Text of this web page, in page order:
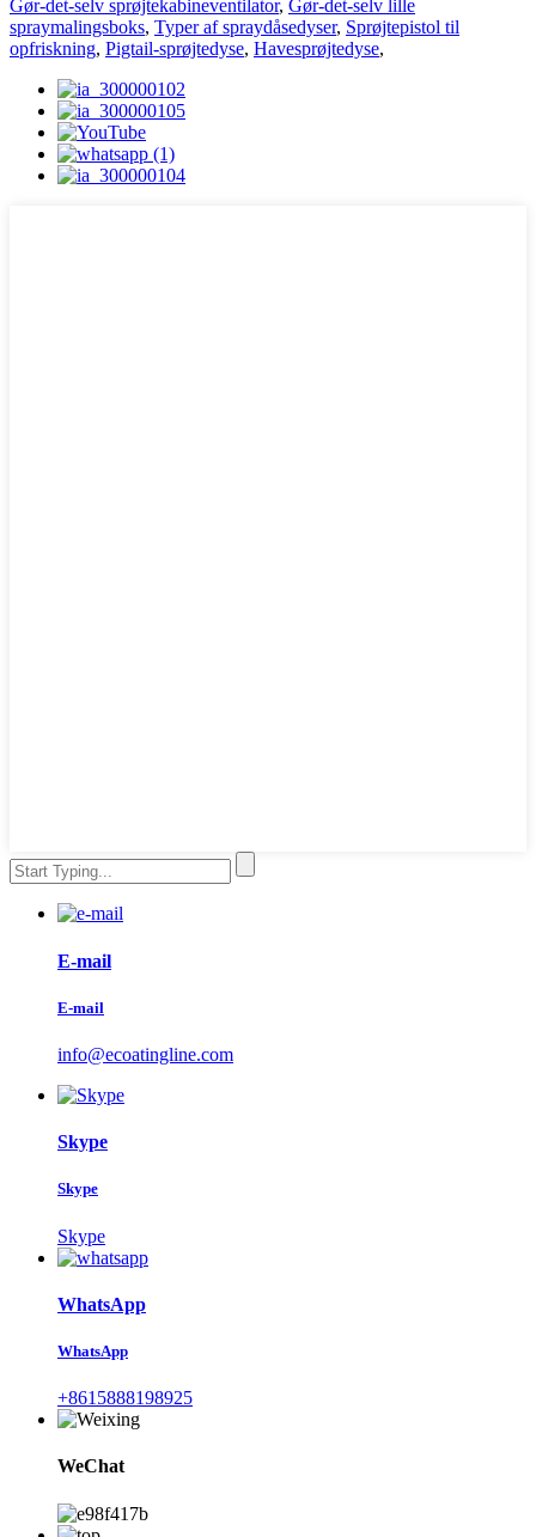
Gør-det-selv sprøjtekabineventilator, Gør-det-selv lille
spraymalingsboks, Typer af spraydåsedyser, Sprøjtepistol til
opfriskning, Pigtail-sprøjtedyse, Havesprøjtedyse,
E-mail
E-mail
info@ecoatingline.com
Skype
Skype
Skype
WhatsApp
WhatsApp
+8615888198925
WeChat